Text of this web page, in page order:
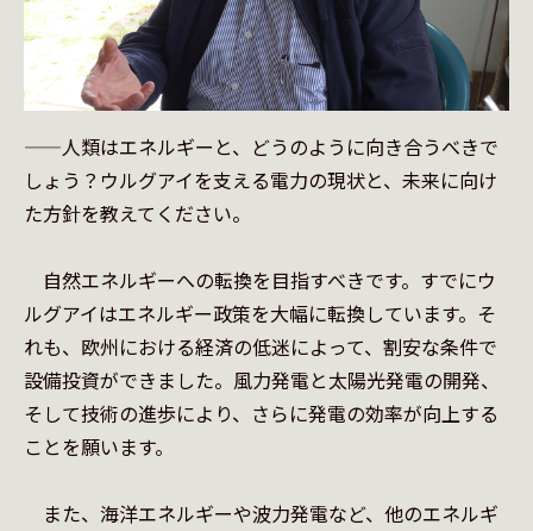
——人類はエネルギーと、どうのように向き合うべきで
しょう？ウルグアイを支える電力の現状と、未来に向け
た方針を教えてください。
自然エネルギーへの転換を目指すべきです。すでにウ
ルグアイはエネルギー政策を大幅に転換しています。そ
れも、欧州における経済の低迷によって、割安な条件で
設備投資ができました。風力発電と太陽光発電の開発、
そして技術の進歩により、さらに発電の効率が向上する
ことを願います。
また、海洋エネルギーや波力発電など、他のエネルギ